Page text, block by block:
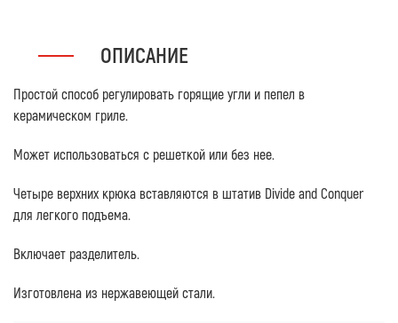
ОПИСАНИЕ
Простой способ регулировать горящие угли и пепел в
керамическом гриле.
Может использоваться с решеткой или без нее.
Четыре верхних крюка вставляются в штатив Divide and Conquer
для легкого подъема.
Включает разделитель.
Изготовлена из нержавеющей стали.